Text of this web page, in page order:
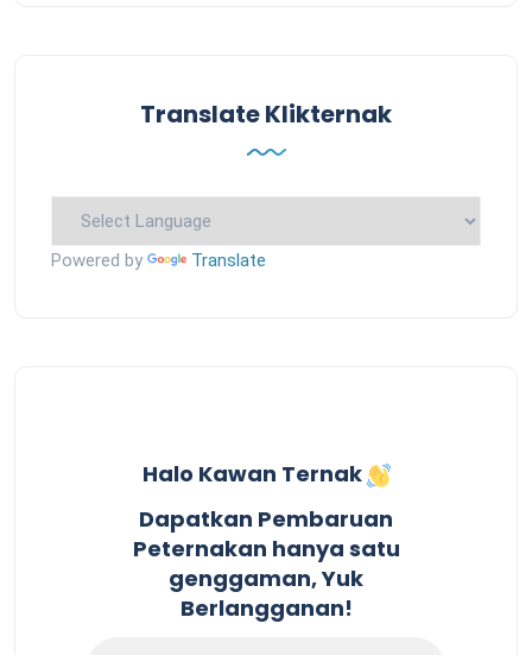
Translate Klikternak
Powered by Translate
Halo Kawan Ternak
Dapatkan Pembaruan
Peternakan hanya satu
genggaman, Yuk
Berlangganan!